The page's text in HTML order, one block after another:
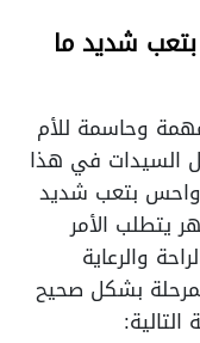
شديد ما
وحاسمة للأم
السيدات في هذا
بتعب شديد
يتطلب الأمر
والرعاية
بشكل صحيح